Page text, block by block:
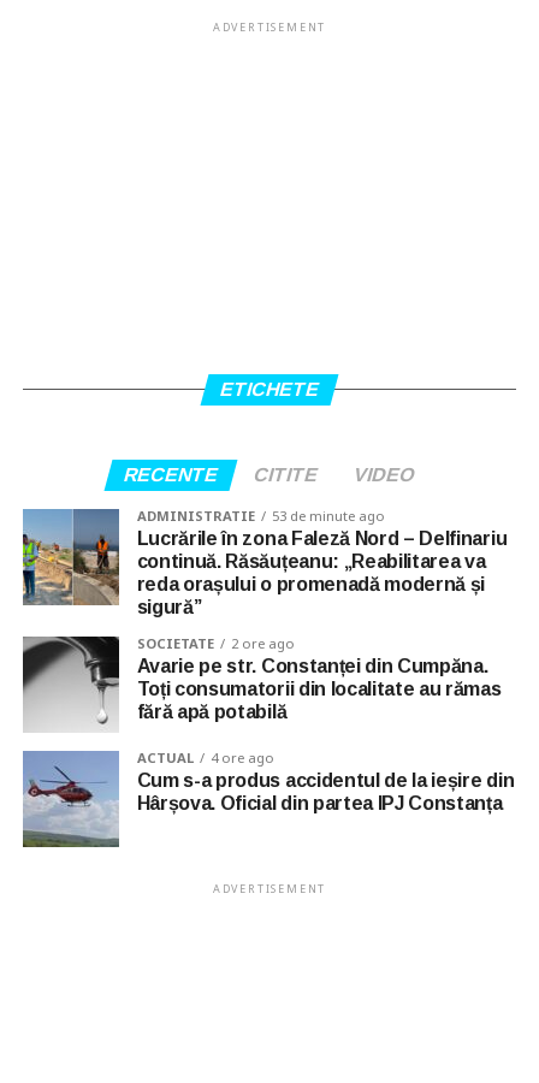
ADVERTISEMENT
ETICHETE
RECENTE CITITE VIDEO
ADMINISTRATIE 53 de minute ago
Lucrările în zona Faleză Nord – Delfinariu
continuă. Răsăuțeanu: „Reabilitarea va
reda orașului o promenadă modernă și
sigură”
SOCIETATE 2 ore ago
Avarie pe str. Constanței din Cumpăna.
Toți consumatorii din localitate au rămas
fără apă potabilă
ACTUAL 4 ore ago
Cum s-a produs accidentul de la ieșire din
Hârșova. Oficial din partea IPJ Constanța
ADVERTISEMENT